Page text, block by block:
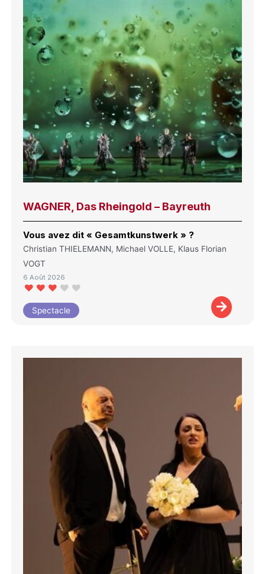
WAGNER, Das Rheingold – Bayreuth
Vous avez dit « Gesamtkunstwerk » ?
Christian THIELEMANN, Michael VOLLE, Klaus Florian
VOGT
6 Août 2026
Spectacle